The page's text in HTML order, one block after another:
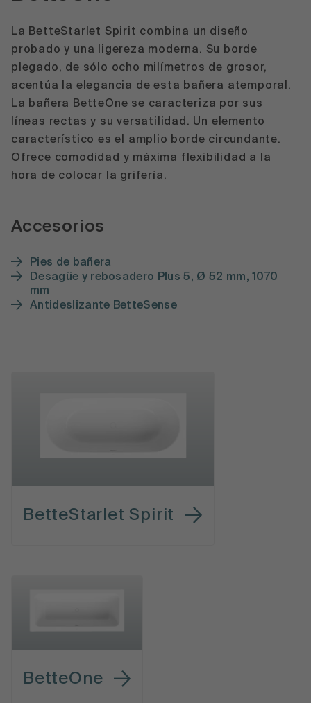
La BetteStarlet Spirit combina un diseño
probado y una ligereza moderna. Su borde
plegado, de sólo ocho milímetros de grosor,
acentúa la elegancia de esta bañera atemporal.
La bañera BetteOne se caracteriza por sus
líneas rectas y su versatilidad. Un elemento
característico es el amplio borde circundante.
Ofrece comodidad y máxima flexibilidad a la
hora de colocar la grifería.
Accesorios
Pies de bañera
Desagüe y rebosadero Plus 5, Ø 52 mm, 1070
mm
Antideslizante BetteSense
BetteStarlet Spirit
BetteOne